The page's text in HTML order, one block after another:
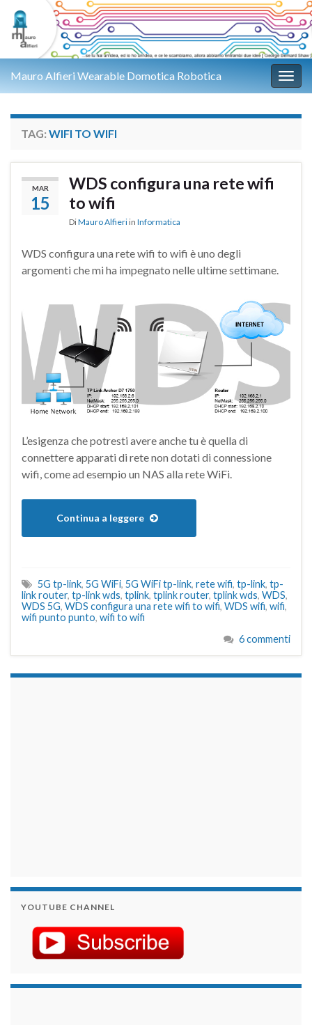
Mauro Alfieri Wearable Domotica Robotica
TAG: WIFI TO WIFI
MAR
15
WDS configura una rete wifi
to wifi
DiMauro Alfieri in Informatica
WDS configura una rete wifi to wifi è uno degli
argomenti che mi ha impegnato nelle ultime settimane.
L’esigenza che potresti avere anche tu è quella di
connettere apparati di rete non dotati di connessione
wifi, come ad esempio un NAS alla rete WiFi.
Continua a leggere
5G tp-link, 5G WiFi, 5G WiFi tp-link, rete wifi, tp-link, tp-
link router, tp-link wds, tplink, tplink router, tplink wds, WDS,
WDS 5G, WDS configura una rete wifi to wifi, WDS wifi, wifi,
wifi punto punto, wifi to wifi
6 commenti
YOUTUBE CHANNEL